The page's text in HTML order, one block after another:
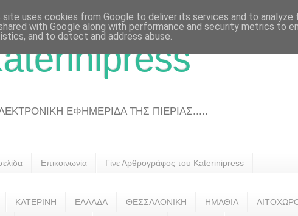
ΕΦΗΜΕΡΙΔΑ ΤΗΣ ΠΙΕΡΙΑΣ.....
Επικοινωνία Γίνε Αρθρογράφος του Katerinipress
ΚΑΤΕΡΙΝΗ ΕΛΛΑΔΑ ΘΕΣΣΑΛΟΝΙΚΗ ΗΜΑΘΙΑ
site uses cookies from Google to deliver its services and to analyze
with Google along with performance and security metrics to
and to detect and address abuse.